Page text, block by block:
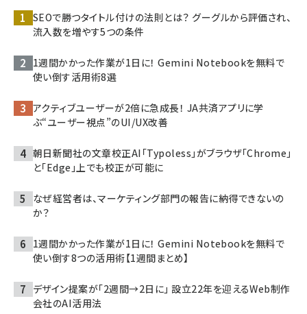
SEOで勝つタイトル付けの法則とは？ グーグルから評価され、
流入数を増やす5つの条件
1週間かかった作業が1日に！ Gemini Notebookを無料で
使い倒す活用術8選
アクティブユーザーが2倍に急成長！ JA共済アプリに学
ぶ“ユーザー視点”のUI/UX改善
朝日新聞社の文章校正AI「Typoless」がブラウザ「Chrome」
と「Edge」上でも校正が可能に
なぜ経営者は、マーケティング部門の報告に納得できないの
か？
1週間かかった作業が1日に！ Gemini Notebookを無料で
使い倒す8つの活用術【1週間まとめ】
デザイン提案が「2週間→2日に」 設立22年を迎えるWeb制作
会社のAI活用法